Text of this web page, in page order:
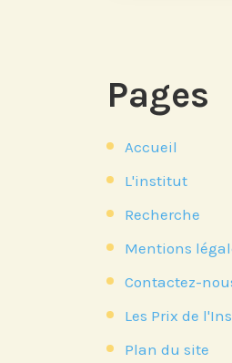
Pages
Accueil
L'institut
Recherche
Mentions
Contactez-
Les Prix de
Plan du site